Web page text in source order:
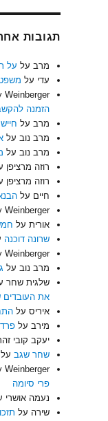
תגובות
מרב על על
עדי על
Weinberger
הזמנה
מרב על
מרב נוב על
מרב נוב על
רוזה מרציפן
רוזה מרציפן
חיים על
Weinberger
אורית על
שרונה דוכנה
Weinberger
מרב נוב על
שלגית שחר
את
איריס על
מירב על
יעקב קובי
שחר שגב
Weinberger
פרי סיומה
נעמה אושרי
שירה על